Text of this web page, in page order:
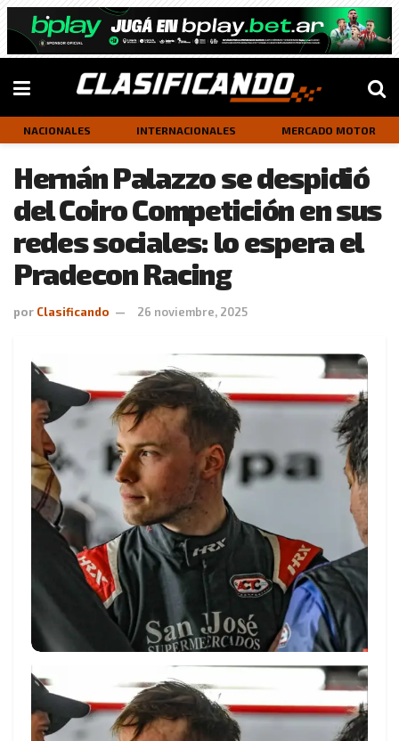
NACIONALES INTERNACIONALES MERCADO MOTOR
Hernán Palazzo se despidió
del Coiro Competición en sus
redes sociales: lo espera el
Pradecon Racing
por Clasificando 26 noviembre, 2025